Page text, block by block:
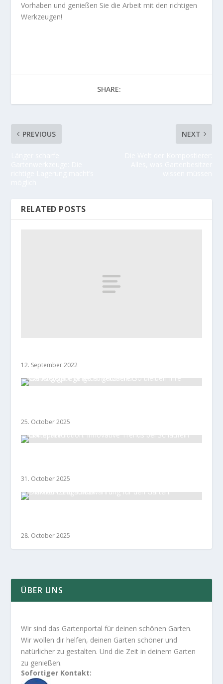
Vorhaben und genießen Sie die Arbeit mit den richtigen
Werkzeugen!
SHARE:
PREVIOUS NEXT
RELATED POSTS
12. September 2022
25. October 2025
31. October 2025
28. October 2025
ÜBER UNS
Wir sind das Gartenportal für deinen schönen Garten.
Wir wollen dir helfen, deinen Garten schöner und
natürlicher zu gestalten. Und die Zeit in deinem Garten
zu genießen.
Sofortiger Kontakt: